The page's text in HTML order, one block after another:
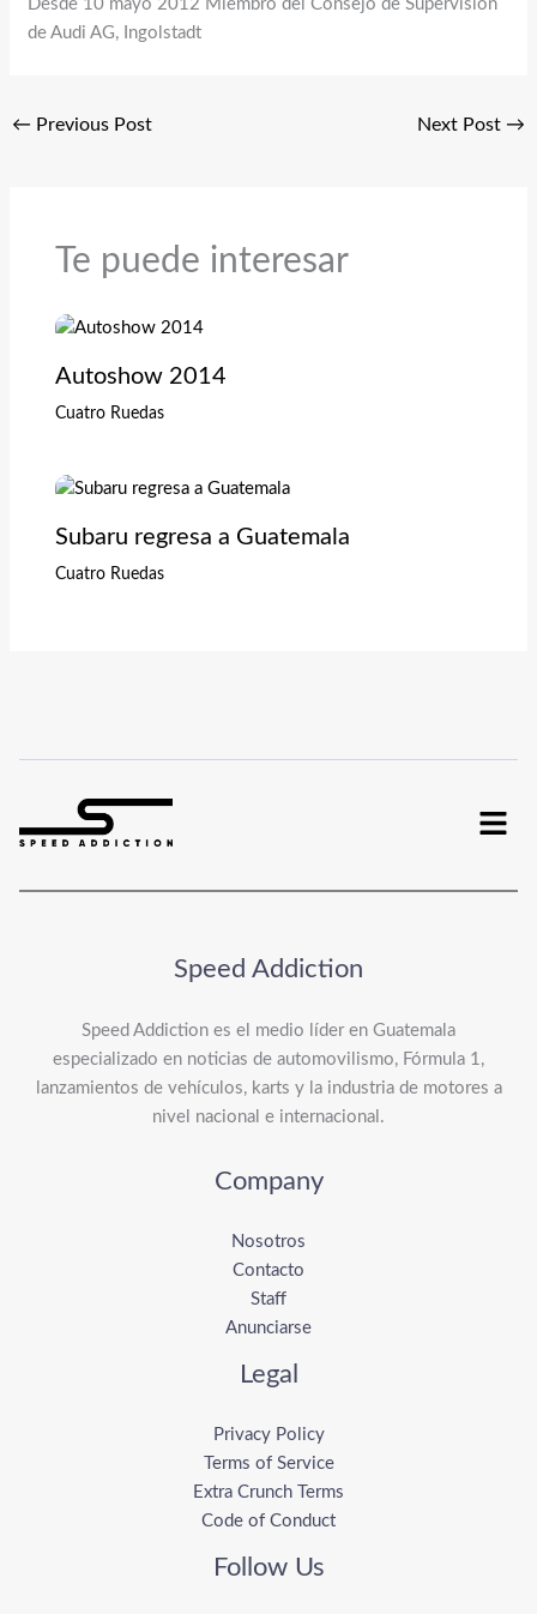
Desde 10 mayo 2012 Miembro del Consejo de Supervisión
de Audi AG, Ingolstadt
← Previous Post Next Post →
Te puede interesar
Autoshow 2014
Cuatro Ruedas
Subaru regresa a Guatemala
Cuatro Ruedas
Menu
Speed Addiction
Speed Addiction es el medio líder en Guatemala
especializado en noticias de automovilismo, Fórmula 1,
lanzamientos de vehículos, karts y la industria de motores a
nivel nacional e internacional.
Company
Nosotros
Contacto
Staff
Anunciarse
Legal
Privacy Policy
Terms of Service
Extra Crunch Terms
Code of Conduct
Follow Us